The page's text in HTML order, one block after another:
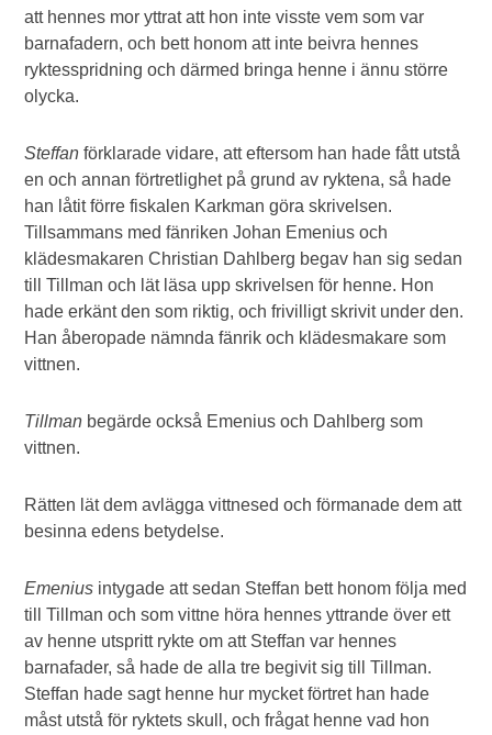
att hennes mor yttrat att hon inte visste vem som var
barnafadern, och bett honom att inte beivra hennes
ryktesspridning och därmed bringa henne i ännu större
olycka.
Steffan förklarade vidare, att eftersom han hade fått utstå
en och annan förtretlighet på grund av ryktena, så hade
han låtit förre fiskalen Karkman göra skrivelsen.
Tillsammans med fänriken Johan Emenius och
klädesmakaren Christian Dahlberg begav han sig sedan
till Tillman och lät läsa upp skrivelsen för henne. Hon
hade erkänt den som riktig, och frivilligt skrivit under den.
Han åberopade nämnda fänrik och klädesmakare som
vittnen.
Tillman begärde också Emenius och Dahlberg som
vittnen.
Rätten lät dem avlägga vittnesed och förmanade dem att
besinna edens betydelse.
Emenius intygade att sedan Steffan bett honom följa med
till Tillman och som vittne höra hennes yttrande över ett
av henne utspritt rykte om att Steffan var hennes
barnafader, så hade de alla tre begivit sig till Tillman.
Steffan hade sagt henne hur mycket förtret han hade
måst utstå för ryktets skull, och frågat henne vad hon